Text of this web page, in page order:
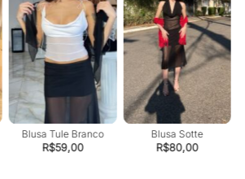
Blusa Sotte
R$80,00
Blusa Tule Branco
R$59,00